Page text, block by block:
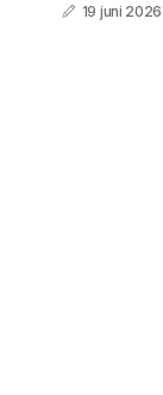
19 juni 2026